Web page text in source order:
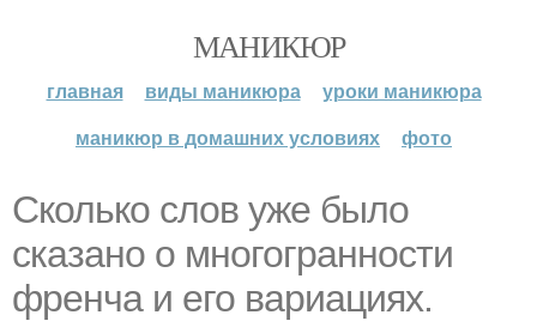
МАНИКЮР
главная виды маникюра
уроки маникюра
маникюр в домашних условиях
фото
Сколько слов уже было
сказано о многогранности
френча и его вариациях.